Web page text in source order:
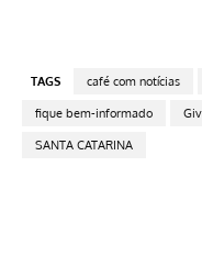
TAGS café com notícias
fique bem-informado
SANTA CATARINA